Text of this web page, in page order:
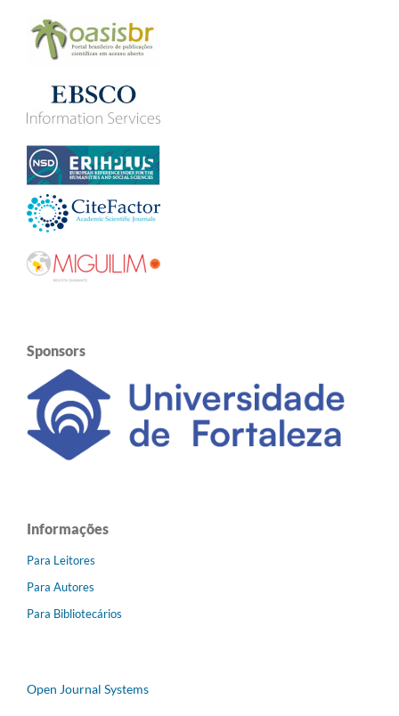
Sponsors
Informações
Para Leitores
Para Autores
Para Bibliotecários
Open Journal Systems